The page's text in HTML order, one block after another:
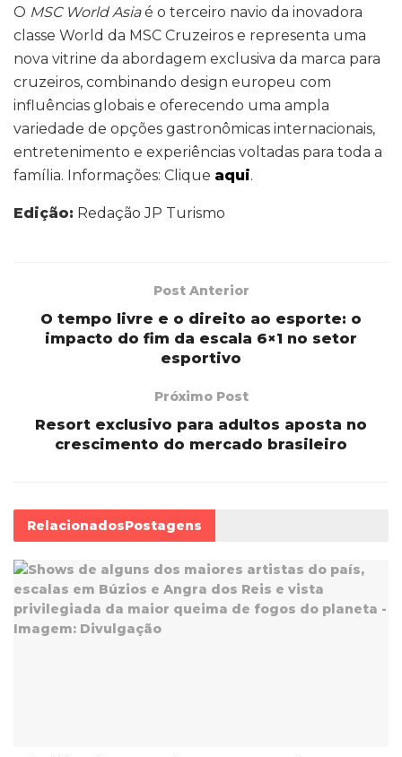
O MSC World Asiaé o terceiro navio da inovadora
classe World da MSC Cruzeiros e representa uma
nova vitrine da abordagem exclusiva da marca para
cruzeiros, combinando design europeu com
influências globais e oferecendo uma ampla
variedade de opções gastronômicas internacionais,
entretenimento e experiências voltadas para toda a
família. Informações: Clique aqui.
Edição: Redação JP Turismo
Post Anterior
O tempo livre e o direito ao esporte: o
impacto do fim da escala 6×1 no setor
esportivo
Próximo Post
Resort exclusivo para adultos aposta no
crescimento do mercado brasileiro
RelacionadosPostagens